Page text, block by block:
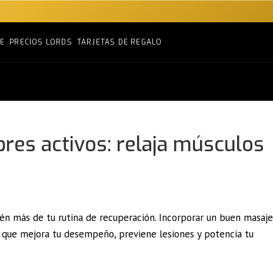
PRECIOS LORDS TARJETAS DE REGALO
activos: relaja músculos
más de tu rutina de recuperación. Incorporar un buen masaje
mejora tu desempeño, previene lesiones y potencia tu